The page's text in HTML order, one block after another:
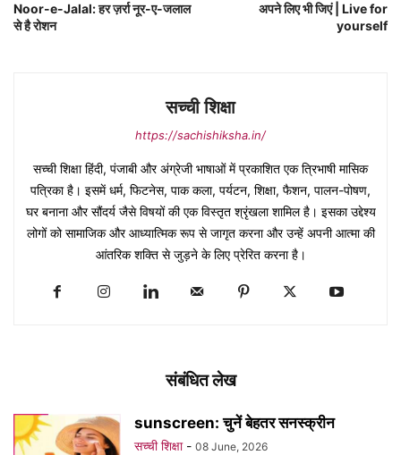
Noor-e-Jalal: हर ज़र्रा नूर-ए-जलाल
से है रोशन
अपने लिए भी जिएं | Live for
yourself
सच्ची शिक्षा
https://sachishiksha.in/
सच्ची शिक्षा हिंदी, पंजाबी और अंग्रेजी भाषाओं में प्रकाशित एक त्रिभाषी मासिक
पत्रिका है। इसमें धर्म, फिटनेस, पाक कला, पर्यटन, शिक्षा, फैशन, पालन-पोषण,
घर बनाना और सौंदर्य जैसे विषयों की एक विस्तृत श्रृंखला शामिल है। इसका उद्देश्य
लोगों को सामाजिक और आध्यात्मिक रूप से जागृत करना और उन्हें अपनी आत्मा की
आंतरिक शक्ति से जुड़ने के लिए प्रेरित करना है।
संबंधित लेख
sunscreen: चुनें बेहतर सनस्क्रीन
सच्ची शिक्षा - 08 June, 2026